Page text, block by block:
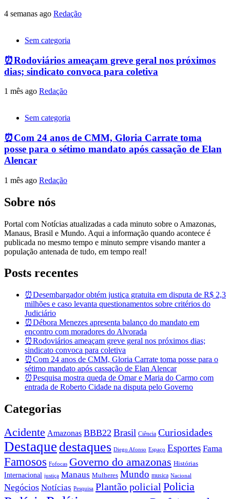
4 semanas ago Redação
Sem categoria
⏰Rodoviários ameaçam greve geral nos próximos
dias; sindicato convoca para coletiva
1 mês ago Redação
Sem categoria
⏰Com 24 anos de CMM, Gloria Carrate toma
posse para o sétimo mandato após cassação de Elan
Alencar
1 mês ago Redação
Sobre nós
Portal com Notícias atualizadas a cada minuto sobre o Amazonas,
Manaus, Brasil e Mundo. Aqui a informação quando acontece é
publicada no mesmo tempo e minuto sempre visando manter a
população antenada de tudo, em tempo real!
Posts recentes
⏰Desembargador obtém justiça gratuita em disputa de R$ 2,3
milhões e caso levanta questionamentos sobre critérios do
Judiciário
⏰Débora Menezes apresenta balanço do mandato em
encontro com moradores do Alvorada
⏰Rodoviários ameaçam greve geral nos próximos dias;
sindicato convoca para coletiva
⏰Com 24 anos de CMM, Gloria Carrate toma posse para o
sétimo mandato após cassação de Elan Alencar
⏰Pesquisa mostra queda de Omar e Maria do Carmo com
entrada de Roberto Cidade na disputa pelo Governo
Categorias
Acidente Amazonas BBB22 Brasil Ciência Curiosidades
Destaque destaques Diego Afonso Espaço Esportes Fama
Famosos Fofocas Governo do amazonas Histórias
Internacional justiça Manaus Mulheres Mundo musica Nacional
Negócios Notícias Pesquisa Plantão policial Policia